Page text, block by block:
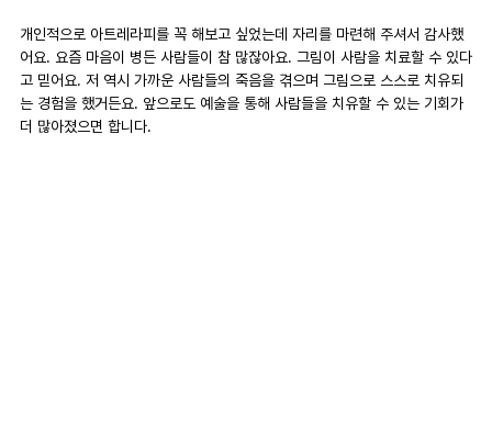
개인적으로 아트레라피를 꼭 해보고 싶었는데 자리를 마련해 주셔서 감사했
어요. 요즘 마음이 병든 사람들이 참 많잖아요. 그림이 사람을 치료할 수 있다
고 믿어요. 저 역시 가까운 사람들의 죽음을 겪으며 그림으로 스스로 치유되
는 경험을 했거든요. 앞으로도 예술을 통해 사람들을 치유할 수 있는 기회가
더 많아졌으면 합니다.